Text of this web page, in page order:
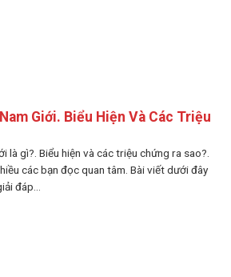
Giới. Biểu Hiện Và Các Triệu
là gì?. Biểu hiện và các triệu chứng ra sao?.
các bạn đọc quan tâm. Bài viết dưới đây
đáp...